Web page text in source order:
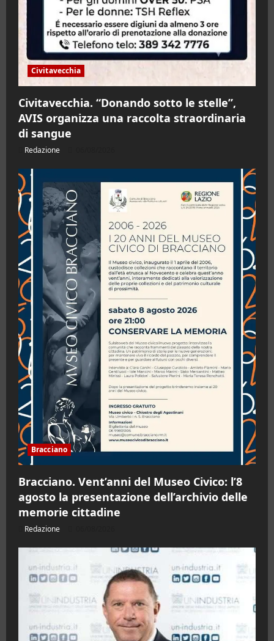
Civitavecchia
Civitavecchia. “Donando sotto le stelle”,
AVIS organizza una raccolta straordinaria
di sangue
Redazione
Bracciano
Bracciano. Vent’anni del Museo Civico: l’8
agosto la presentazione dell’archivio delle
memorie cittadine
Redazione